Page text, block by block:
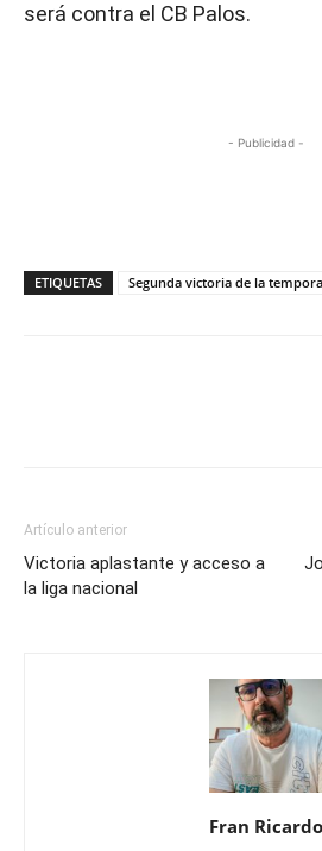
será contra el CB Palos.
- Publicidad -
ETIQUETAS Segunda victoria de la
Artículo anterior
Victoria aplastante y acceso a
la liga nacional
Fran Ricardo